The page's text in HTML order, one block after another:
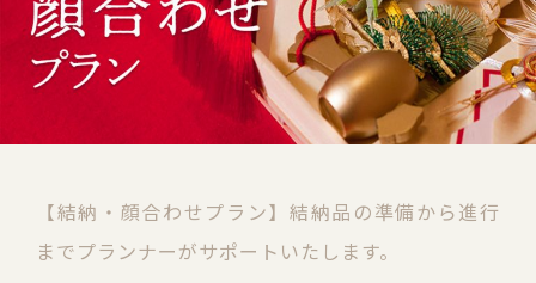
【結納・顔合わせプラン】結納品の準備から進行
までプランナーがサポートいたします。